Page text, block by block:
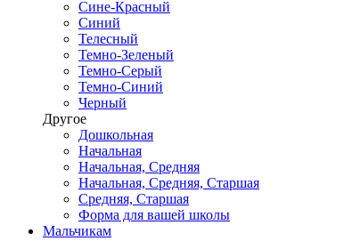
Сине-Красный
Синий
Телесный
Темно-Зеленый
Темно-Серый
Темно-Синий
Черный
Другое
Дошкольная
Начальная
Начальная, Средняя
Начальная, Средняя, Старшая
Средняя, Старшая
Форма для вашей школы
Мальчикам